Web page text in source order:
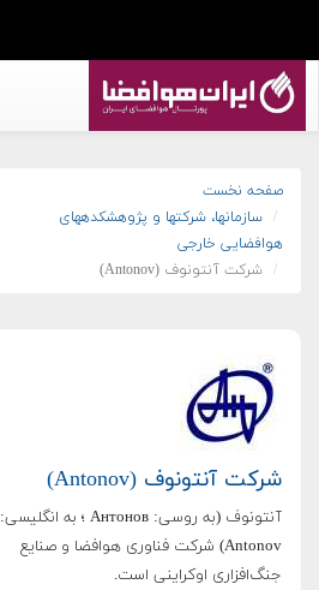
صفحه نخست
سازمان‏ها، شرکت‏ها و پژوهشکده‏های
هوافضایی خارجی
شرکت آنتونوف (Antonov)
شرکت آنتونوف (Antonov)
آنتونوف (به روسی: Антонов ؛ به انگلیسی:
Antonov) شرکت فناوری هوافضا و صنایع
جنگ‌افزاری اوکراینی است.